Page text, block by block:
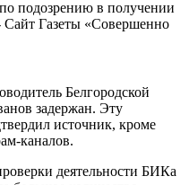
Белгородской
задержан. Эту
источник, кроме
каналов.
деятельности БИКа